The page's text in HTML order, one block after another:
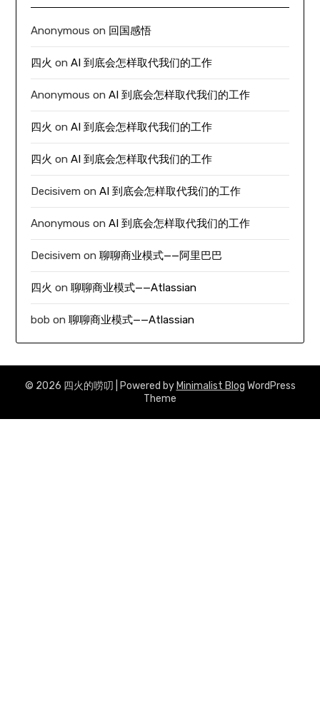
Anonymous on 回国感悟
四火 onAI 到底会怎样取代我们的工作
Anonymous onAI 到底会怎样取代我们的工作
四火 onAI 到底会怎样取代我们的工作
四火 onAI 到底会怎样取代我们的工作
Decisivem onAI 到底会怎样取代我们的工作
Anonymous onAI 到底会怎样取代我们的工作
Decisivem on聊聊商业模式——阿里巴巴
四火 on聊聊商业模式——Atlassian
bob on聊聊商业模式——Atlassian
© 2026 四火的唠叨 | Powered by Minimalist Blog WordPress
Theme